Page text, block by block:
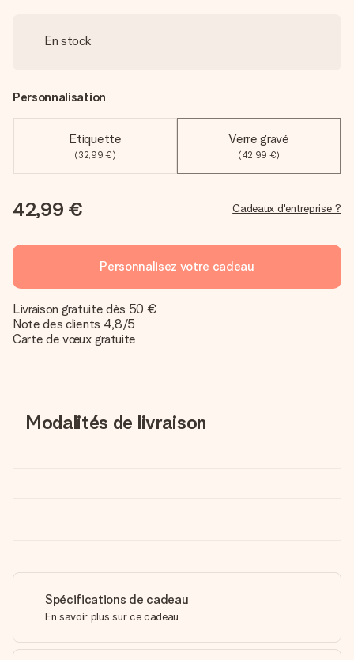
En stock
Personnalisation
Etiquette
(32,99 €)
Verre gravé
(42,99 €)
42,99 € Cadeaux d'entreprise ?
Personnalisez votre cadeau
Livraison gratuite dès 50 €
Note des clients 4,8/5
Carte de vœux gratuite
Modalités de livraison
Spécifications de cadeau
En savoir plus sur ce cadeau